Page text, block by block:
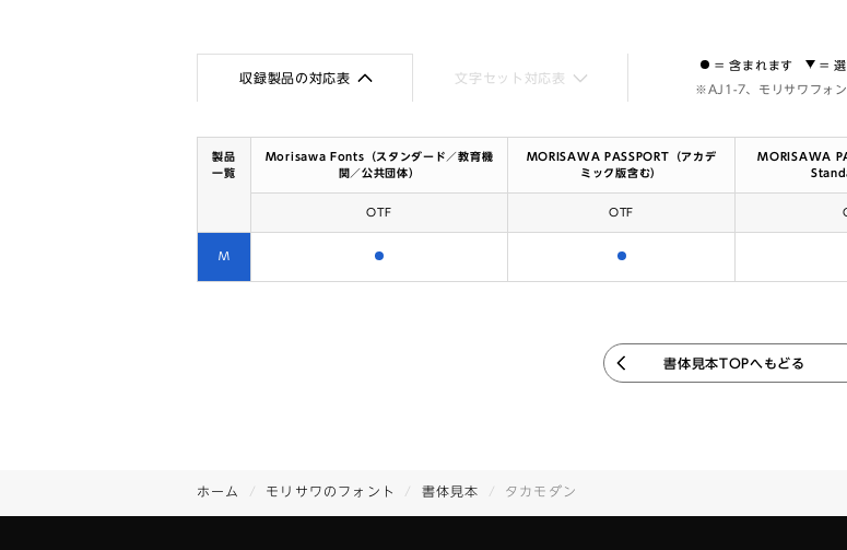
収録製品の対応表 文字セット対応表
= 含まれます = 選
※AJ1-7、モリサワフォ
製品
一覧
Morisawa Fonts（スタンダード／教育機
関／公共団体）
MORISAWA PASSPORT（アカデ
ミック版含む）
MORISAWA
OTF OTF
M 含まれます
書体見本TOPへもどる
ホーム モリサワのフォント 書体見本 タカモダン